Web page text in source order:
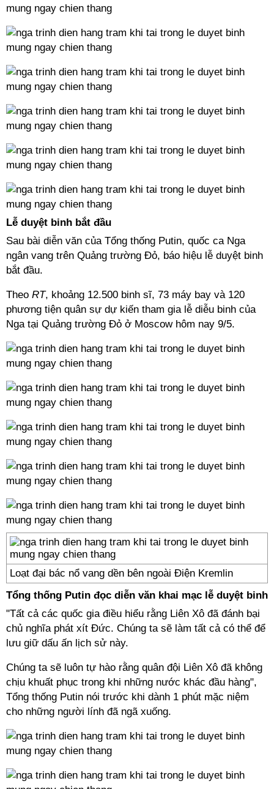
Lễ duyệt binh bắt đầu
Sau bài diễn văn của Tổng thống Putin, quốc ca Nga
ngân vang trên Quảng trường Đỏ, báo hiệu lễ duyệt binh
bắt đầu.
Theo RT, khoảng 12.500 binh sĩ, 73 máy bay và 120
phương tiện quân sự dự kiến tham gia lễ diễu binh của
Nga tại Quảng trường Đỏ ở Moscow hôm nay 9/5.
Loạt đại bác nổ vang dền bên ngoài Điện Kremlin
Tổng thống Putin đọc diễn văn khai mạc lễ duyệt binh
"Tất cả các quốc gia điều hiểu rằng Liên Xô đã đánh bại
chủ nghĩa phát xít Đức. Chúng ta sẽ làm tất cả có thể để
lưu giữ dấu ấn lịch sử này.
Chúng ta sẽ luôn tự hào rằng quân đội Liên Xô đã không
chịu khuất phục trong khi những nước khác đầu hàng",
Tổng thống Putin nói trước khi dành 1 phút mặc niệm
cho những người lính đã ngã xuống.